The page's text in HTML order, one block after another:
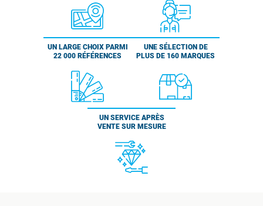
UN LARGE CHOIX PARMI
22 000 RÉFÉRENCES
UNE SÉLECTION DE
PLUS DE 160 MARQUES
UN SERVICE APRÈS
VENTE SUR MESURE